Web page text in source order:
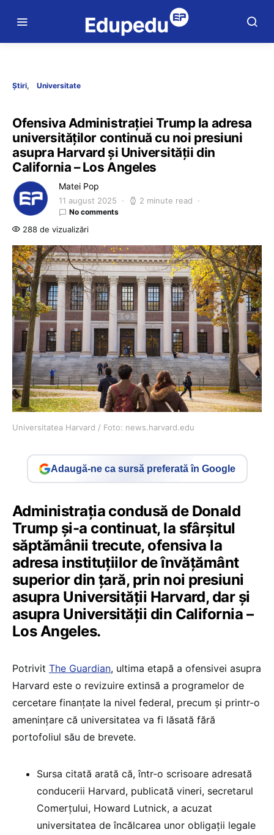
Știri Universitate
Ofensiva Administrației Trump la adresa
universităților continuă cu noi presiuni
asupra Harvard și Universității din
California – Los Angeles
Matei Pop
11 august 2025 2 minute read
No comments
288 de vizualizări
Universitatea Harvard / Foto: news.harvard.edu
Adaugă-ne ca sursă preferată în Google
Administrația condusă de Donald
Trump și-a continuat, la sfârșitul
săptămânii trecute, ofensiva la
adresa instituțiilor de învățământ
superior din țară, prin noi presiuni
asupra Universității Harvard, dar și
asupra Universității din California –
Los Angeles.
Potrivit The Guardian, ultima etapă a ofensivei asupra
Harvard este o revizuire extinsă a programelor de
cercetare finanțate la nivel federal, precum și printr-o
amenințare că universitatea va fi lăsată fără
portofoliul său de brevete.
Sursa citată arată că, într-o scrisoare adresată
conducerii Harvard, publicată vineri, secretarul
Comerțului, Howard Lutnick, a acuzat
universitatea de încălcarea unor obligații legale